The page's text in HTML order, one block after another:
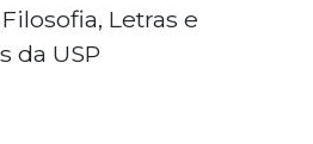
Letras e
da USP